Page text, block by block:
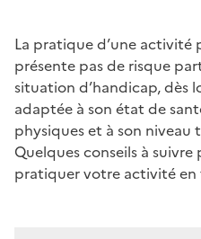
La pratique d’une activité
présente pas de risque
situation d’handicap, dès
adaptée à son état de
physiques et à son niveau
Quelques conseils à
pratiquer votre activité en